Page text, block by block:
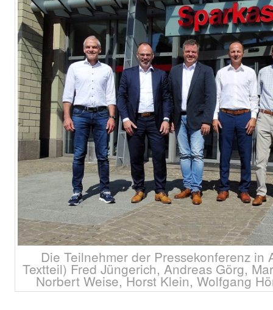
Die Teilnehmer der Pressekonferenz in
Textteil) Fred Jüngerich, Andreas Görg,
Norbert Weise, Horst Klein, Wolfgang